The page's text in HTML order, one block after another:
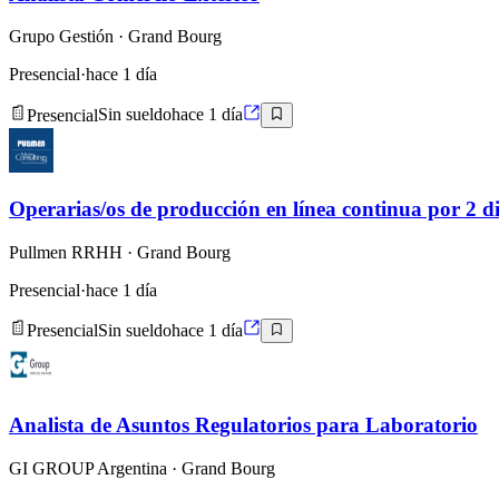
Grupo Gestión · Grand Bourg
Presencial·hace 1 día
PresencialSin sueldohace 1 día
Operarias/os de producción en línea continua por 2
Pullmen RRHH · Grand Bourg
Presencial·hace 1 día
PresencialSin sueldohace 1 día
Analista de Asuntos Regulatorios para Laboratorio
GI GROUP Argentina · Grand Bourg